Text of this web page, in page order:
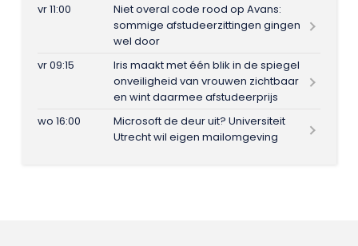
vr 11:00
Niet overal code rood op Avans:
sommige afstudeerzittingen gingen
wel door
vr 09:15
Iris maakt met één blik in de spiegel
onveiligheid van vrouwen zichtbaar
en wint daarmee afstudeerprijs
wo 16:00
Microsoft de deur uit? Universiteit
Utrecht wil eigen mailomgeving